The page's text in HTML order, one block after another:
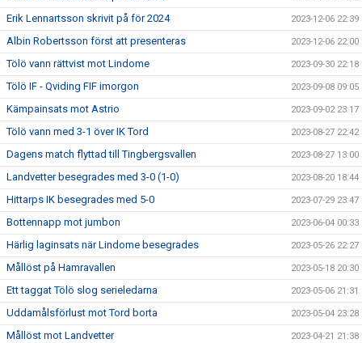
Erik Lennartsson skrivit på för 2024 2023-12-06 22:39
Albin Robertsson först att presenteras 2023-12-06 22:00
Tölö vann rättvist mot Lindome 2023-09-30 22:18
Tölö IF - Qviding FIF imorgon 2023-09-08 09:05
Kämpainsats mot Astrio 2023-09-02 23:17
Tölö vann med 3-1 över IK Tord 2023-08-27 22:42
Dagens match flyttad till Tingbergsvallen 2023-08-27 13:00
Landvetter besegrades med 3-0 (1-0) 2023-08-20 18:44
Hittarps IK besegrades med 5-0 2023-07-29 23:47
Bottennapp mot jumbon 2023-06-04 00:33
Härlig laginsats när Lindome besegrades 2023-05-26 22:27
Mållöst på Hamravallen 2023-05-18 20:30
Ett taggat Tölö slog serieledarna 2023-05-06 21:31
Uddamålsförlust mot Tord borta 2023-05-04 23:28
Mållöst mot Landvetter 2023-04-21 21:38